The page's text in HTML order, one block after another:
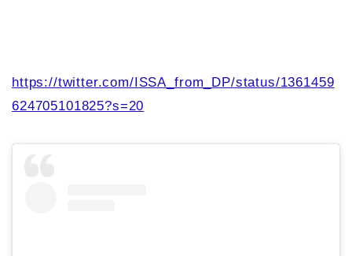
https://twitter.com/ISSA_from_DP/status/1361459
624705101825?s=20